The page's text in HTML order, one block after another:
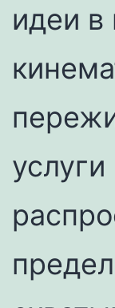
идеи
услуги